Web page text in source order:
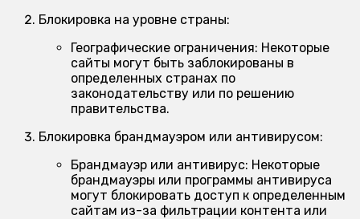
Блокировка на уровне страны:
Географические ограничения: Некоторые
сайты могут быть заблокированы в
определенных странах по
законодательству или по решению
правительства.
Блокировка брандмауэром или антивирусом:
Брандмауэр или антивирус: Некоторые
брандмауэры или программы антивируса
могут блокировать доступ к определенным
сайтам из-за фильтрации контента или